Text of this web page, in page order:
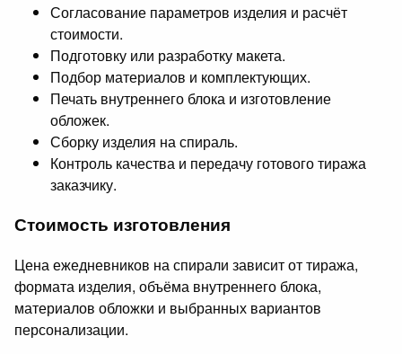
Согласование параметров изделия и расчёт
стоимости.
Подготовку или разработку макета.
Подбор материалов и комплектующих.
Печать внутреннего блока и изготовление
обложек.
Сборку изделия на спираль.
Контроль качества и передачу готового тиража
заказчику.
Стоимость изготовления
Цена ежедневников на спирали зависит от тиража,
формата изделия, объёма внутреннего блока,
материалов обложки и выбранных вариантов
персонализации.